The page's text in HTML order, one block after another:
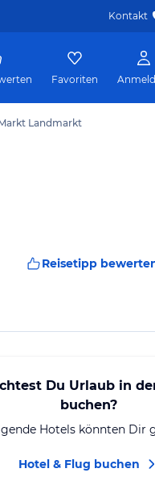
Kontakt
Favoriten
Landmarkt
Reisetipp
Du Urlaub in
buchen?
Hotels könnten Dir
Hotel & Flug buchen